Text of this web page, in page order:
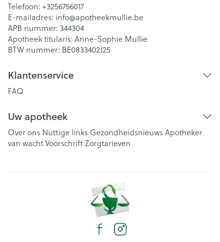
Telefoon: +3256756017
E-mailadres: info@apotheekmullie.be
APB nummer: 344304
Apotheek titularis: Anne-Sophie Mullie
BTW nummer: BE0833402125
Klantenservice
FAQ
Uw apotheek
Over ons Nuttige links Gezondheidsnieuws Apotheker
van wachtVoorschriftZorgtarieven